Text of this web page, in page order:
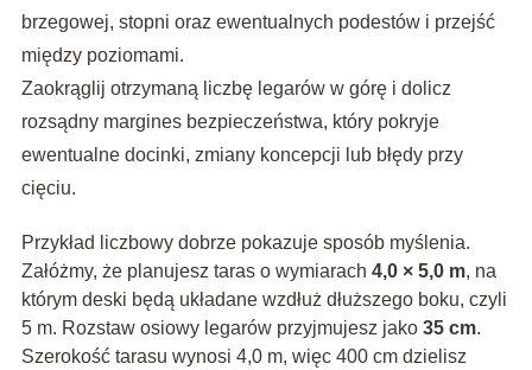
brzegowej, stopni oraz ewentualnych podestów i przejść
między poziomami.
Zaokrąglij otrzymaną liczbę legarów w górę i dolicz
rozsądny margines bezpieczeństwa, który pokryje
ewentualne docinki, zmiany koncepcji lub błędy przy
cięciu.
Przykład liczbowy dobrze pokazuje sposób myślenia.
Załóżmy, że planujesz taras o wymiarach 4,0 × 5,0 m, na
którym deski będą układane wzdłuż dłuższego boku, czyli
5 m. Rozstaw osiowy legarów przyjmujesz jako 35 cm.
Szerokość tarasu wynosi 4,0 m, więc 400 cm dzielisz